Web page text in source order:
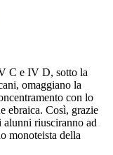
C e IV D, sotto la
omaggiano la
con lo
ebraica. Così, grazie
alunni riusciranno ad
monoteista della